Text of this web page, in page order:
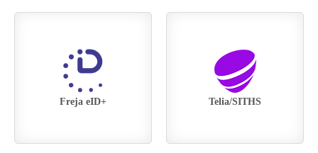
Telia/SITHS
Freja eID+